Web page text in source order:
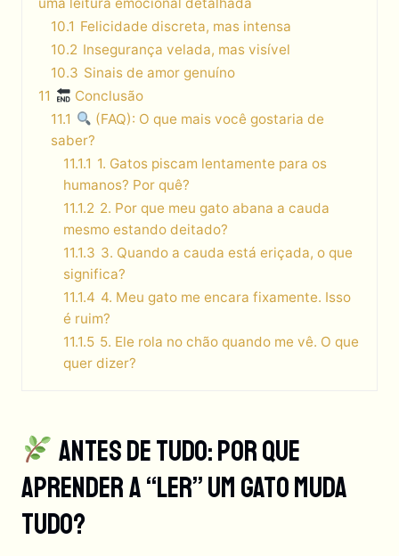
10.1 Felicidade discreta, mas intensa
10.2 Insegurança velada, mas visível
10.3 Sinais de amor genuíno
11
Conclusão
11.1
(FAQ): O que mais você gostaria de
saber?
11.1.1 1. Gatos piscam lentamente para os
humanos? Por quê?
11.1.2 2. Por que meu gato abana a cauda
mesmo estando deitado?
11.1.3 3. Quando a cauda está eriçada, o que
significa?
11.1.4 4. Meu gato me encara fixamente. Isso
é ruim?
11.1.5 5. Ele rola no chão quando me vê. O que
quer dizer?
Antes De Tudo: Por Que
Aprender A “ler” Um Gato Muda
Tudo?